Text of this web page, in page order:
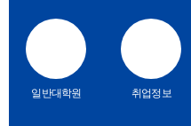
일반대학원 취업정보